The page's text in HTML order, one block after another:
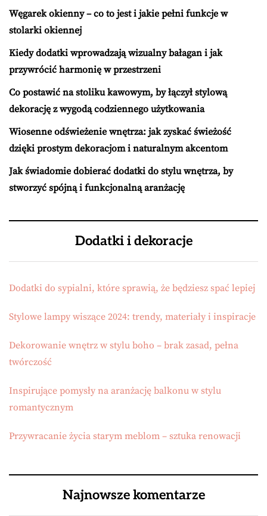
Węgarek okienny – co to jest i jakie pełni funkcje w
stolarki okiennej
Kiedy dodatki wprowadzają wizualny bałagan i jak
przywrócić harmonię w przestrzeni
Co postawić na stoliku kawowym, by łączył stylową
dekorację z wygodą codziennego użytkowania
Wiosenne odświeżenie wnętrza: jak zyskać świeżość
dzięki prostym dekoracjom i naturalnym akcentom
Jak świadomie dobierać dodatki do stylu wnętrza, by
stworzyć spójną i funkcjonalną aranżację
Dodatki i dekoracje
Dodatki do sypialni, które sprawią, że będziesz spać lepiej
Stylowe lampy wiszące 2024: trendy, materiały i inspiracje
Dekorowanie wnętrz w stylu boho – brak zasad, pełna
twórczość
Inspirujące pomysły na aranżację balkonu w stylu
romantycznym
Przywracanie życia starym meblom – sztuka renowacji
Najnowsze komentarze